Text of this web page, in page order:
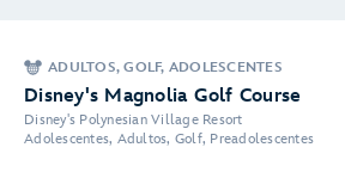
ADULTOS, GOLF, ADOLESCENTES
Disney's Magnolia Golf Course
Disney's Polynesian Village Resort
Adolescentes, Adultos, Golf, Preadolescentes